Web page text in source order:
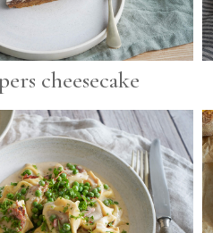
cheesecake